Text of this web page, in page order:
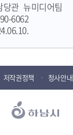
당관 뉴미디어팀
6062
저작권정책 청사안내